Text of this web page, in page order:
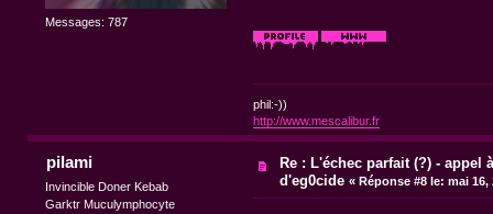
Messages: 787
phil:-))
http://www.mescalibur.fr
pilami
Invincible Doner Kebab
Garktr Muculymphocyte
Re : L'échec parfait (?) - appel
d'eg0cide «Réponse #8 le: mai 16,